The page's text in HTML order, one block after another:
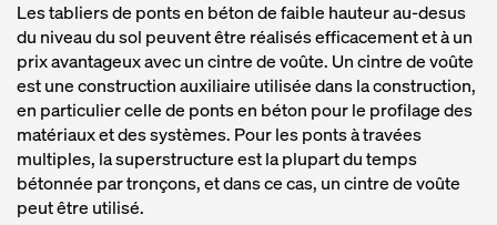
Les tabliers de ponts en béton de faible hauteur au-desus
du niveau du sol peuvent être réalisés efficacement et à un
prix avantageux avec un cintre de voûte. Un cintre de voûte
est une construction auxiliaire utilisée dans la construction,
en particulier celle de ponts en béton pour le profilage des
matériaux et des systèmes. Pour les ponts à travées
multiples, la superstructure est la plupart du temps
bétonnée par tronçons, et dans ce cas, un cintre de voûte
peut être utilisé.